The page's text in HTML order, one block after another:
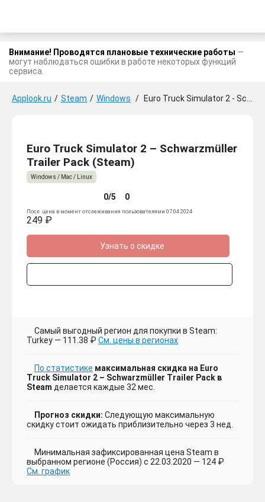
Внимание! Проводятся плановые технические работы —
могут наблюдаться ошибки в работе некоторых функций
сервиса.
Applook.ru / Steam / Windows / Euro Truck Simulator 2 - Schwarzmüller Trailer Pack
Euro Truck Simulator 2 – Schwarzmüller
Trailer Pack (Steam)
Windows / Mac / Linux
0/5 0
Посл. цена в момент отслеживания пользователями 07.04.2024
249 ₽
Узнать о скидке
Самый выгодный регион для покупки в Steam:
Turkey — 111.38 ₽ См. цены в регионах
По статистике максимальная скидка на Euro
Truck Simulator 2 – Schwarzmüller Trailer Pack в
Steam делается каждые 32 мес.
Прогноз скидки: Следующую максимальную
скидку стоит ожидать приблизительно через 3 нед.
Минимальная зафиксированная цена Steam в
выбранном регионе (Россия) с 22.03.2020 — 124 ₽
См. график